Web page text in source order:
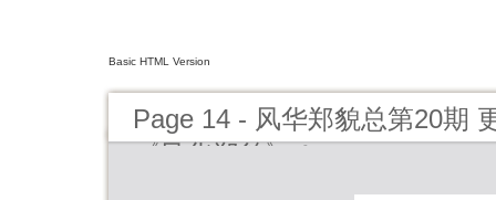
Basic HTML Version
Page 14 - 风华郑貌总第20期
《风华郑貌》！